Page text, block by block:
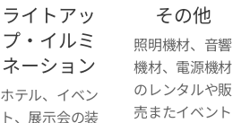
ライトアッ
プ・イルミ
ネーション
ホテル、イベン
ト、展示会の装
その他
照明機材、音響
機材、電源機材
のレンタルや販
売またイベント